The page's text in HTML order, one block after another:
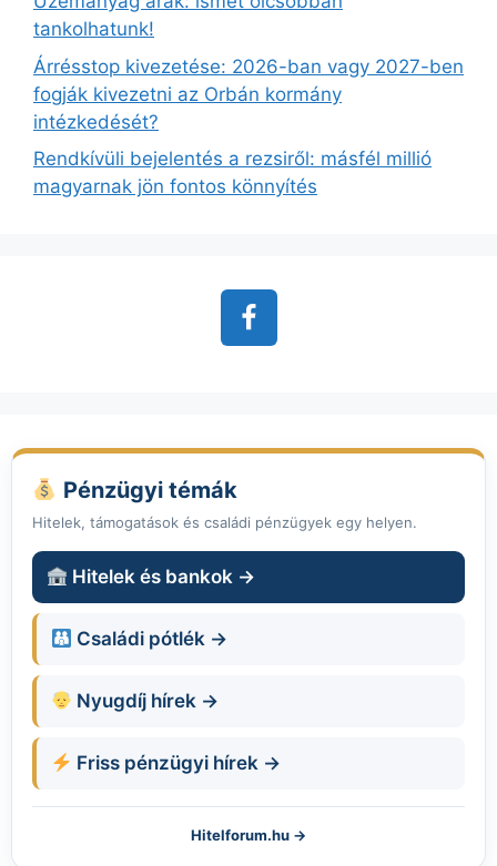
tankolhatunk!
Árrésstop kivezetése: 2026-ban vagy 2027-ben
fogják kivezetni az Orbán kormány
intézkedését?
Rendkívüli bejelentés a rezsiről: másfél millió
magyarnak jön fontos könnyítés
Pénzügyi témák
Hitelek, támogatások és családi pénzügyek egy helyen.
Hitelek és bankok →
Családi pótlék →
Nyugdíj hírek →
Friss pénzügyi hírek →
Hitelforum.hu →